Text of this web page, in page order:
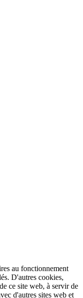
au fonctionnement
D'autres cookies,
ce site web, à servir de
d'autres sites web et
consentement.